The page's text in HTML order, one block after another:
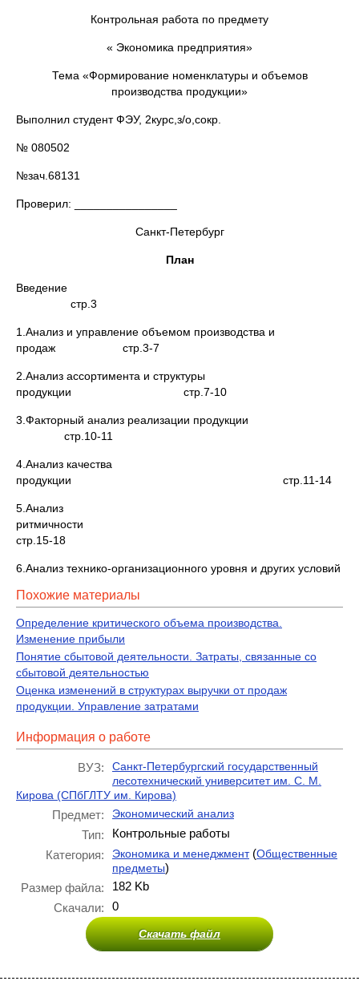
Контрольная работа по предмету
« Экономика предприятия»
Тема «Формирование номенклатуры и объемов
производства продукции»
Выполнил студент ФЭУ, 2курс,з/о,сокр.
№ 080502
№зач.68131
Проверил: ________________
Санкт-Петербург
План
Введение
стр.3
1.Анализ и управление объемом производства и
продаж стр.3-7
2.Анализ ассортимента и структуры
продукции стр.7-10
3.Факторный анализ реализации продукции
стр.10-11
4.Анализ качества
продукции стр.11-14
5.Анализ
ритмичности
стр.15-18
6.Анализ технико-организационного уровня и других условий
Похожие материалы
Определение критического объема производства.
Изменение прибыли
Понятие сбытовой деятельности. Затраты, связанные со
сбытовой деятельностью
Оценка изменений в структурах выручки от продаж
продукции. Управление затратами
Информация о работе
ВУЗ:
Санкт-Петербургский государственный
лесотехнический университет им. С. М.
Кирова (СПбГЛТУ им. Кирова)
Предмет: Экономический анализ
Тип:
Контрольные работы
Категория:
Экономика и менеджмент(Общественные
предметы)
Размер файла:
182 Kb
Скачали:
0
Скачать файл